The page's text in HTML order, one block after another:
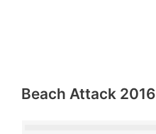
Beach Attack 2016